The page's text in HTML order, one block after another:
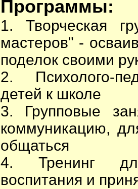
Программы:
1. Творческая
мастеров" -
поделок своими
2. Психолого-
детей к школе
3. Групповые
коммуникацию,
общаться
4. Тренинг
воспитания и